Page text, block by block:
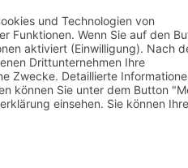
16.11.2017
Respekt digital -
Straßenumfrage
LPR Hessen - 3750 Klicks